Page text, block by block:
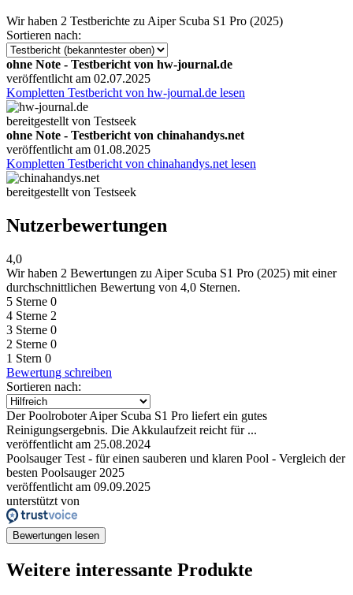
Wir haben 2 Testberichte zu Aiper Scuba S1 Pro (2025)
Sortieren nach:
ohne Note - Testbericht von hw-journal.de
veröffentlicht am 02.07.2025
Kompletten Testbericht von hw-journal.de lesen
bereitgestellt von Testseek
ohne Note - Testbericht von chinahandys.net
veröffentlicht am 01.08.2025
Kompletten Testbericht von chinahandys.net lesen
bereitgestellt von Testseek
Nutzerbewertungen
4,0
Wir haben 2 Bewertungen zu Aiper Scuba S1 Pro (2025) mit einer
durchschnittlichen Bewertung von 4,0 Sternen.
5 Sterne 0
4 Sterne 2
3 Sterne 0
2 Sterne 0
1 Stern 0
Bewertung schreiben
Sortieren nach:
Der Poolroboter Aiper Scuba S1 Pro liefert ein gutes
Reinigungsergebnis. Die Akkulaufzeit reicht für ...
veröffentlicht am 25.08.2024
Poolsauger Test - für einen sauberen und klaren Pool - Vergleich der
besten Poolsauger 2025
veröffentlicht am 09.09.2025
unterstützt von
Bewertungen lesen
Weitere interessante Produkte